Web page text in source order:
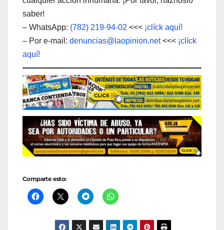
saber!
– WhatsApp: (782) 219-94-02 <<< ¡clíck aquí!
– Por e-mail: denuncias@laopinion.net<<< ¡clíck
aquí!
Comparte esto: